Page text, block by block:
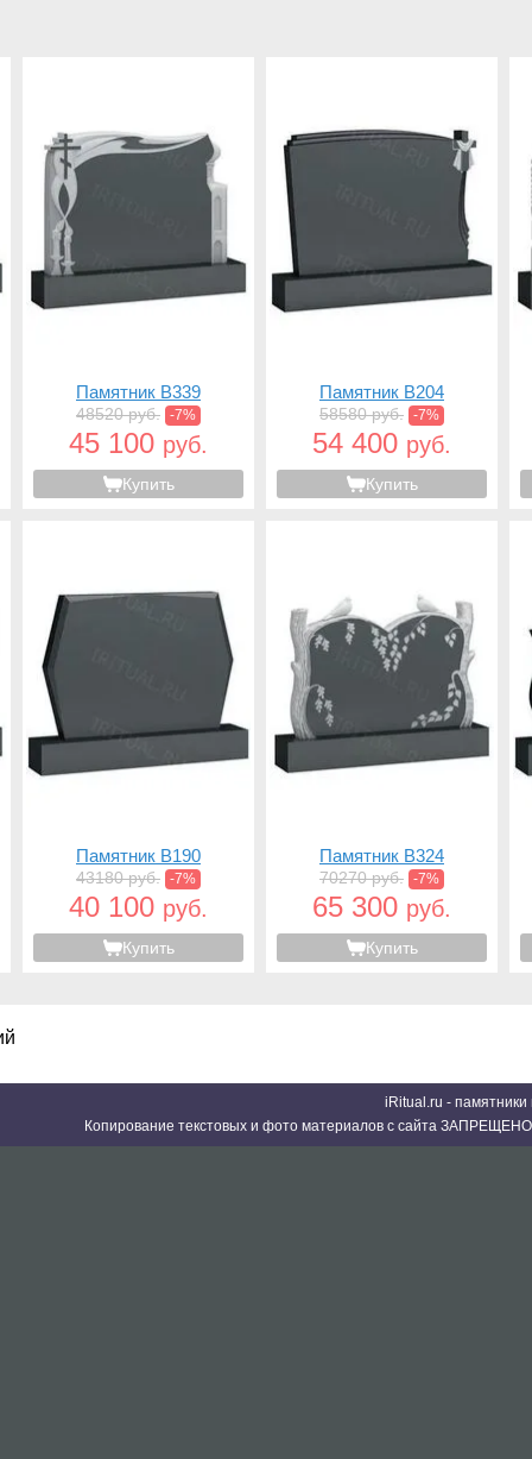
Памятник B339
48520 руб. -7%
45 100 руб.
Купить
Памятник B204
58580 руб. -7%
54 400 руб.
Купить
Памятник B190
43180 руб. -7%
40 100 руб.
Купить
Памятник B324
70270 руб. -7%
65 300 руб.
Купить
iRitual.ru -
Копирование текстовых и фото материалов с сайта